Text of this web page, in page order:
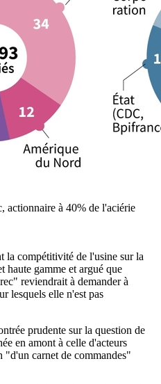
actionnaire à 40% de l'aciérie
la compétitivité de l'usine sur la
haute gamme et argué que
reviendrait à demander à
lesquels elle n'est pas
prudente sur la question de
en amont à celle d'acteurs
"d'un carnet de commandes"